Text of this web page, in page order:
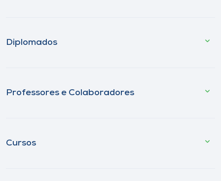
Diplomados
Professores e Colaboradores
Cursos